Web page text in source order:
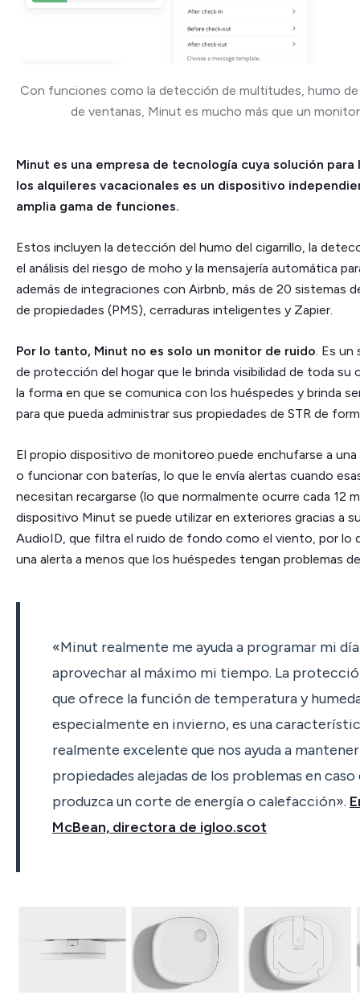
Con funciones como la detección de multitudes, humo de
de ventanas, Minut es mucho más que un
Minut es una empresa de tecnología cuya solución
los alquileres vacacionales es un dispositivo
amplia gama de funciones.
Estos incluyen la detección del humo del cigarrillo, la
el análisis del riesgo de moho y la mensajería automática
además de integraciones con Airbnb, más de 20 sistemas
de propiedades (PMS), cerraduras inteligentes y Zapier.
Por lo tanto, Minut no es solo un monitor de ruido. Es un
de protección del hogar que le brinda visibilidad de toda su
la forma en que se comunica con los huéspedes y brinda
para que pueda administrar sus propiedades de STR de
El propio dispositivo de monitoreo puede enchufarse a
o funcionar con baterías, lo que le envía alertas cuando
necesitan recargarse (lo que normalmente ocurre cada 12
dispositivo Minut se puede utilizar en exteriores gracias a
AudioID, que filtra el ruido de fondo como el viento, por lo
una alerta a menos que los huéspedes tengan problemas
«Minut realmente me ayuda a programar mi
aprovechar al máximo mi tiempo. La
que ofrece la función de temperatura y
especialmente en invierno, es una
realmente excelente que nos ayuda a
propiedades alejadas de los problemas en caso
produzca un corte de energía o calefacción».
McBean, directora de igloo.scot